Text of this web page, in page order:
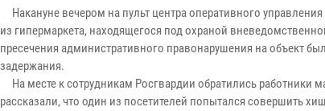
Накануне вечером на пульт центра оперативного управления
из гипермаркета, находящегося под охраной
пресечения административного правонарушения на объект
задержания.
На месте к сотрудникам Росгвардии обратились работники
рассказали, что один из посетителей попытался совершить